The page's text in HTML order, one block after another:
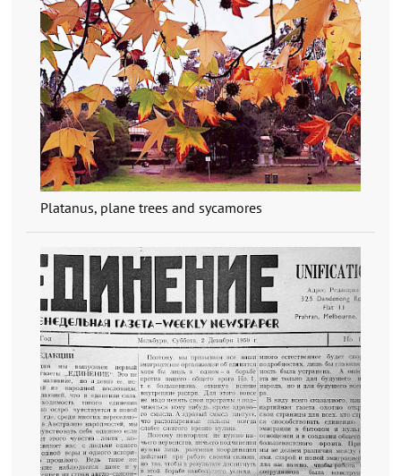
Platanus, plane trees and sycamores